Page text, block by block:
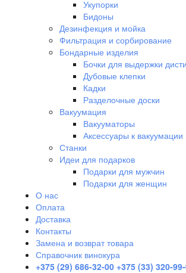
Укупорки
Бидоны
Дезинфекция и мойка
Фильтрация и сорбирование
Бондарные изделия
Бочки для выдержки
Дубовые клепки
Кадки
Разделочные доски
Вакуумация
Вакууматоры
Аксессуары к вакуумации
Станки
Идеи для подарков
Подарки для мужчин
Подарки для женщин
О нас
Оплата
Доставка
Контакты
Замена и возврат товара
Справочник винокура
+375 (29) 686-32-00 +375 (33) 320-